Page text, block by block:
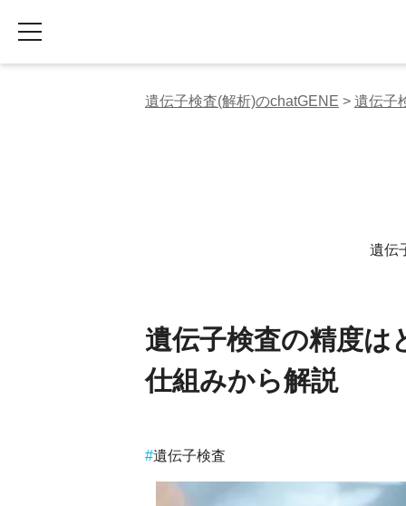
遺伝子検査(解析)のchatGENE > 遺伝子
遺伝
遺伝子検査の精度は
仕組みから解説
遺伝子検査